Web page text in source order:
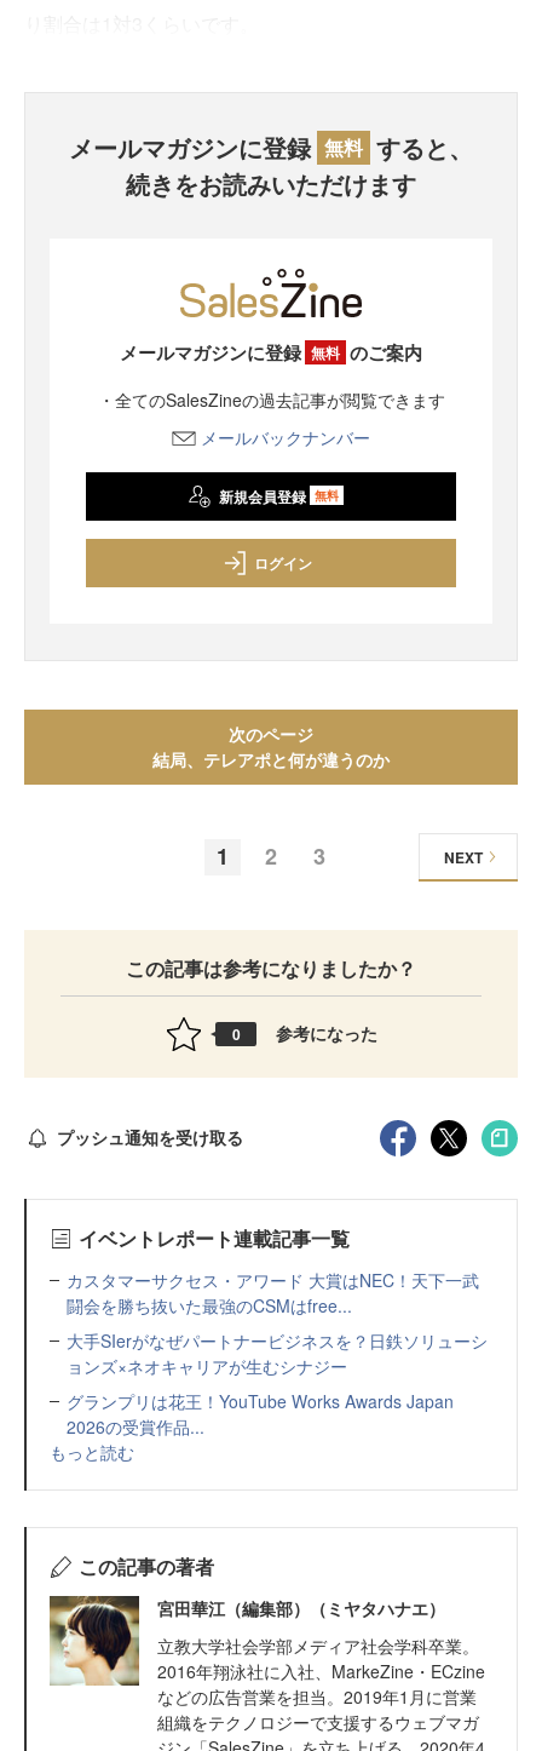
メールマガジンに登録 無料 すると、
続きをお読みいただけます
メールマガジンに登録 無料 のご案内
・全てのSalesZineの過去記事が閲覧できます
メールバックナンバー
新規会員登録 無料
ログイン
次のページ
結局、テレアポと何が違うのか
1 2 3 NEXT
この記事は参考になりましたか？
0 参考になった
プッシュ通知を受け取る
イベントレポート連載記事一覧
カスタマーサクセス・アワード 大賞はNEC！天下一武
闘会を勝ち抜いた最強のCSMはfree...
大手SIerがなぜパートナービジネスを？日鉄ソリューシ
ョンズ×ネオキャリアが生むシナジー
グランプリは花王！YouTube Works Awards Japan
2026の受賞作品...
もっと読む
この記事の著者
宮田華江（編集部）（ミヤタハナエ）
立教大学社会学部メディア社会学科卒業。
2016年翔泳社に入社、MarkeZine・ECzine
などの広告営業を担当。2019年1月に営業
組織をテクノロジーで支援するウェブマガ